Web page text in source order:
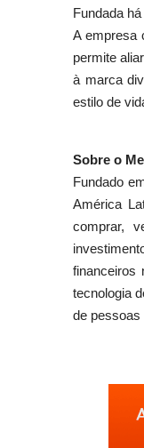
Fundada
A empresa
permite
à marca
estilo de
Sobre o
Fundado
América
comprar,
financeiros
tecnologia
de pessoas